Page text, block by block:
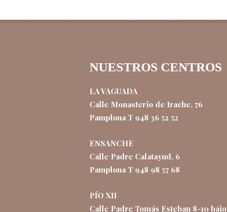
NUESTROS CENTROS
LA VAGUADA
Calle Monasterio de Irache, 76
Pamplona T 948 36 52 52
ENSANCHE
Calle Padre Calatayud, 6
Pamplona T 948 98 57 68
PÍO XII
Calle Padre Tomás Esteban 8-10 bajo